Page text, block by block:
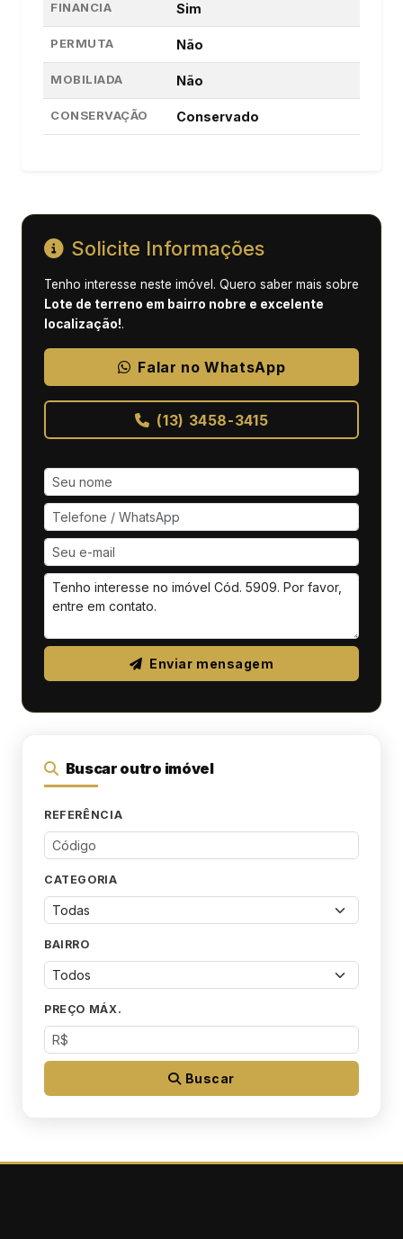
FINANCIA Sim
PERMUTA Não
MOBILIADA Não
CONSERVAÇÃO Conservado
Solicite Informações
Tenho interesse neste imóvel. Quero saber mais sobre
Lote de terreno em bairro nobre e excelente
localização!.
Falar no WhatsApp
(13) 3458-3415
Enviar mensagem
Buscar outro imóvel
REFERÊNCIA
CATEGORIA
BAIRRO
PREÇO MÁX.
Buscar